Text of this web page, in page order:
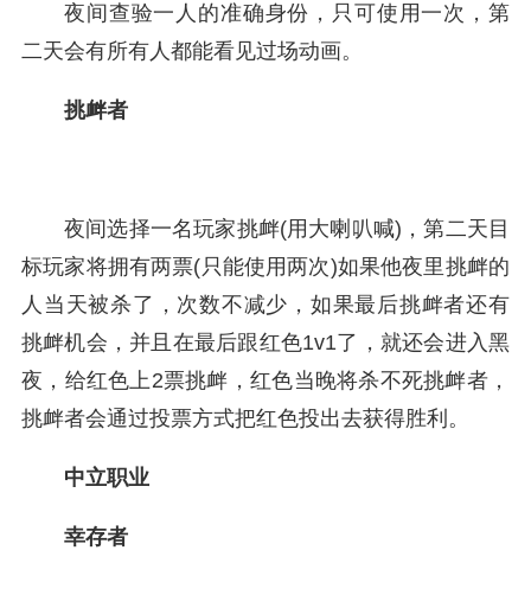
夜间查验一人的准确身份，只可使用一次，第
二天会有所有人都能看见过场动画。
挑衅者
夜间选择一名玩家挑衅(用大喇叭喊)，第二天目
标玩家将拥有两票(只能使用两次)如果他夜里挑衅的
人当天被杀了，次数不减少，如果最后挑衅者还有
挑衅机会，并且在最后跟红色1v1了，就还会进入黑
夜，给红色上2票挑衅，红色当晚将杀不死挑衅者，
挑衅者会通过投票方式把红色投出去获得胜利。
中立职业
幸存者